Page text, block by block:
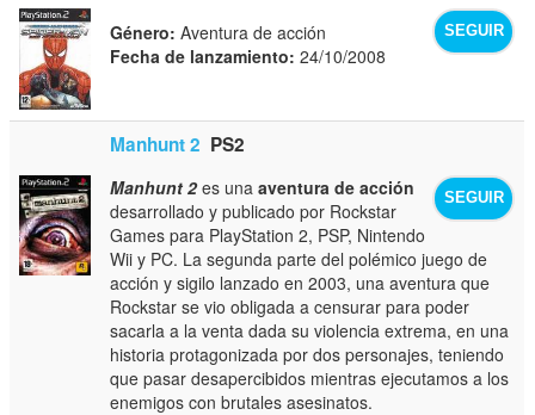
SEGUIR
Género: Aventura de acción
Fecha de lanzamiento: 24/10/2008
Manhunt 2 PS2
SEGUIR
Manhunt 2es unaaventura de acción
desarrollado y publicado por Rockstar
Games para PlayStation 2, PSP, Nintendo
Wii y PC. La segunda parte del polémico juego de
acción y sigilo lanzado en 2003, una aventura que
Rockstar se vio obligada a censurar para poder
sacarla a la venta dada su violencia extrema, en una
historia protagonizada por dos personajes, teniendo
que pasar desapercibidos mientras ejecutamos a los
enemigos con brutales asesinatos.